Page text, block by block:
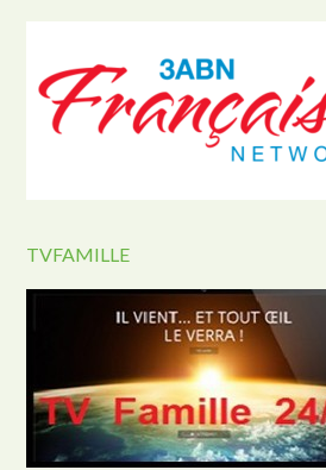
TVFAMILLE